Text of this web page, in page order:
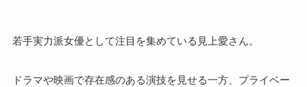
若手実力派女優として注目を集めている見上愛さん。
ドラマや映画で存在感のある演技を見せる一方、プライベー